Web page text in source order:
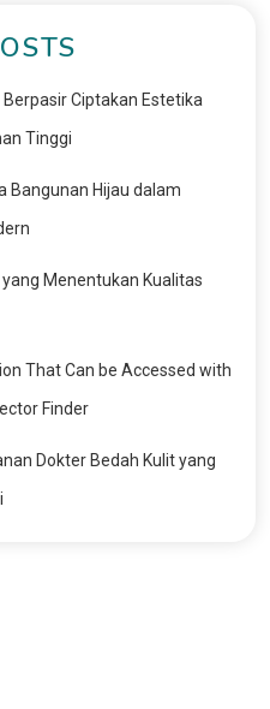
Ciptakan Estetika
Tinggi
Bangunan Hijau dalam
Menentukan Kualitas
That Can be Accessed with
Finder
Dokter Bedah Kulit yang